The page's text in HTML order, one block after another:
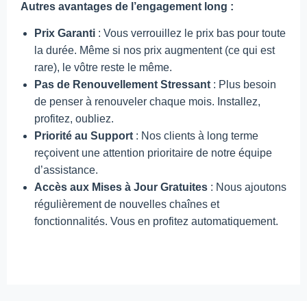
Autres avantages de l’engagement long :
Prix Garanti : Vous verrouillez le prix bas pour toute
la durée. Même si nos prix augmentent (ce qui est
rare), le vôtre reste le même.
Pas de Renouvellement Stressant : Plus besoin
de penser à renouveler chaque mois. Installez,
profitez, oubliez.
Priorité au Support : Nos clients à long terme
reçoivent une attention prioritaire de notre équipe
d’assistance.
Accès aux Mises à Jour Gratuites : Nous ajoutons
régulièrement de nouvelles chaînes et
fonctionnalités. Vous en profitez automatiquement.